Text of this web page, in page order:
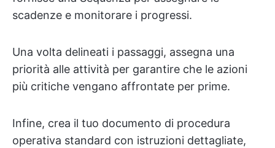
scadenze e monitorare i progressi.
Una volta delineati i passaggi, assegna una
priorità alle attività per garantire che le azioni
più critiche vengano affrontate per prime.
Infine, crea il tuo documento di procedura
operativa standard con istruzioni dettagliate,